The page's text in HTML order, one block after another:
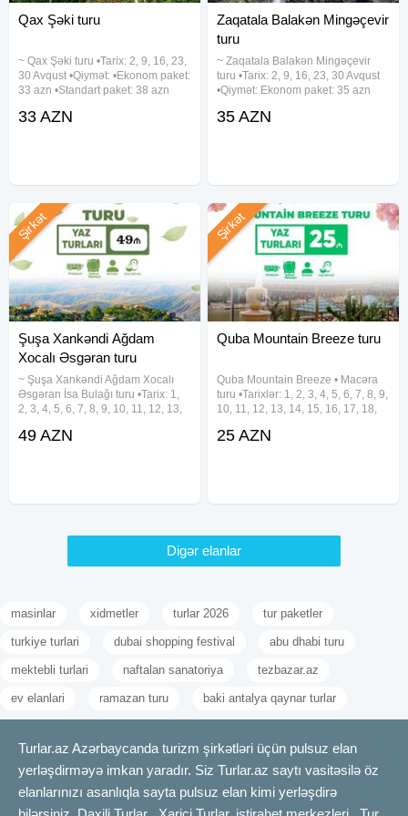
Qax Şəki turu
~ Qax Şəki turu •Tarix: 2, 9, 16, 23,
30 Avqust •Qiymət: •Ekonom paket:
33 azn •Standart paket: 38 azn
xidməti •Ekskursiyalar •Çay süfrəsi
33 AZN
Zaqatala Balakən Mingəçevir
turu
~ Zaqatala Balakən Mingəçevir
turu •Tarix: 2, 9, 16, 23, 30 Avqust
•Qiymət: Ekonom paket: 35 azn
daxildir: • Nəqliyyat xidməti • Səhər
35 AZN
Şuşa Xankəndi Ağdam
Xocalı Əsgəran turu
~ Şuşa Xankəndi Ağdam Xocalı
Əsgəran İsa Bulağı turu •Tarix: 1,
2, 3, 4, 5, 6, 7, 8, 9, 10, 11, 12, 13,
23, 24, 25, 26, 27, 28, 29, 30, 31
Şirkət
49 AZN
Quba Mountain Breeze turu
Quba Mountain Breeze • Macəra
turu •Tarixlər: 1, 2, 3, 4, 5, 6, 7, 8, 9,
10, 11, 12, 13, 14, 15, 16, 17, 18,
28, 29, 30, 31 Avqust •Qiymət: •
Şirkət
25 AZN
Digər elanlar
masinlar xidmetler turlar 2026 tur paketler
turkiye turlari dubai shopping festival abu dhabi turu
mektebli turlari naftalan sanatoriya tezbazar.az
ev elanlari ramazan turu baki antalya qaynar turlar
Turlar.az Azərbaycanda turizm şirkətləri üçün pulsuz elan
yerləşdirməyə imkan yaradır. Siz Turlar.az saytı vasitəsilə öz
elanlarınızı asanlıqla sayta pulsuz elan kimi yerləşdirə